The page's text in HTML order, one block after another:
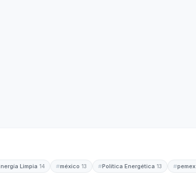
Limpia 14 méxico 13 Política Energética 13 pemex